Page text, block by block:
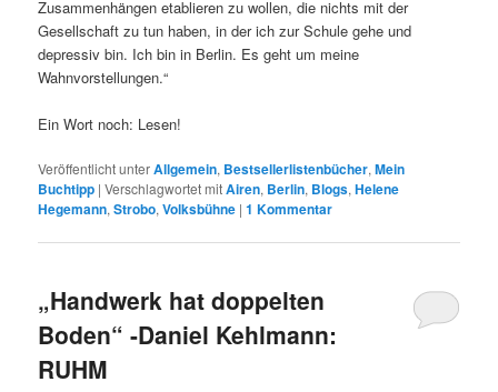
Zusammenhängen etablieren zu wollen, die nichts mit der
Gesellschaft zu tun haben, in der ich zur Schule gehe und
depressiv bin. Ich bin in Berlin. Es geht um meine
Wahnvorstellungen.“
Ein Wort noch: Lesen!
Veröffentlicht unterAllgemein, Bestsellerlistenbücher,Mein
Buchtipp |Verschlagwortet mitAiren, Berlin, Blogs,Helene
Hegemann,Strobo,Volksbühne |1 Kommentar
„Handwerk hat doppelten
Boden“ -Daniel Kehlmann:
RUHM